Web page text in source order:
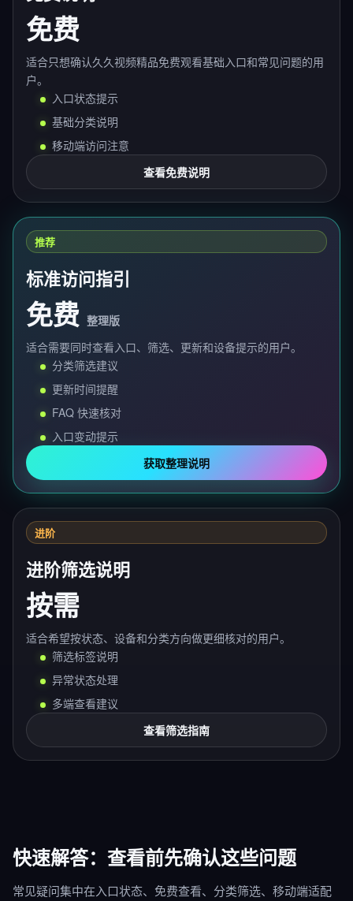
免费
适合只想确认久久视频精品免费观看基础入口和常见问题的用
户。
入口状态提示
基础分类说明
移动端访问注意
查看免费说明
推荐
标准访问指引
免费 整理版
适合需要同时查看入口、筛选、更新和设备提示的用户。
分类筛选建议
更新时间提醒
FAQ 快速核对
入口变动提示
获取整理说明
进阶
进阶筛选说明
按需
适合希望按状态、设备和分类方向做更细核对的用户。
筛选标签说明
异常状态处理
多端查看建议
查看筛选指南
快速解答：查看前先确认这些问题
常见疑问集中在入口状态、免费查看、分类筛选、移动端适配